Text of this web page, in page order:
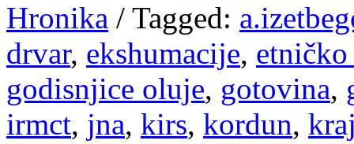
Hronika / Tagged:
drvar, ekshumacije, etničko
godisnjice oluje, gotovina,
irmct, jna, kirs, kordun,